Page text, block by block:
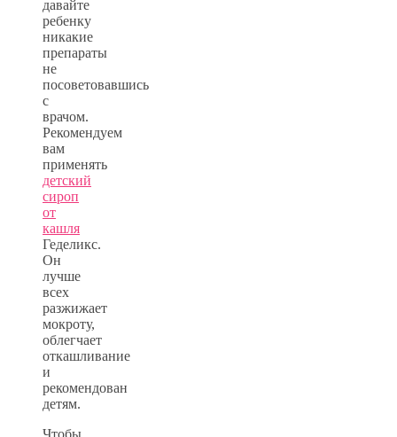
давайте
ребенку
никакие
препараты
не
посоветовавшись
с
врачом.
Рекомендуем
вам
применять
детский
сироп
от
кашля
Геделикс.
Он
лучше
всех
разжижает
мокроту,
облегчает
откашливание
и
рекомендован
детям.